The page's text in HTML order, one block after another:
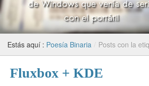
Estás aquí : Poesía Binaria / Posts con la
Fluxbox + KDE